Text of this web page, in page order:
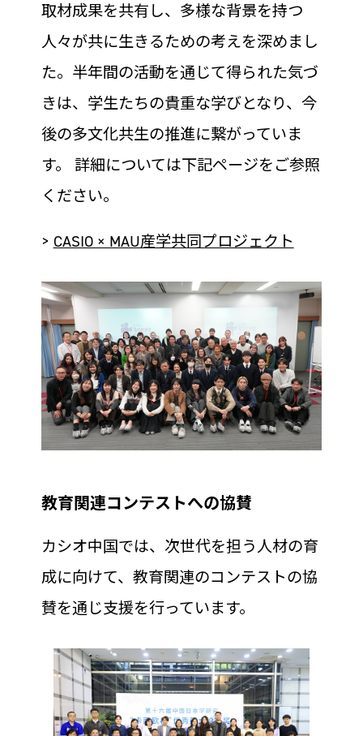
取材成果を共有し、多様な背景を持つ
人々が共に生きるための考えを深めまし
た。半年間の活動を通じて得られた気づ
きは、学生たちの貴重な学びとなり、今
後の多文化共生の推進に繋がっていま
す。 詳細については下記ページをご参照
ください。
> CASIO × MAU産学共同プロジェクト
教育関連コンテストへの協賛
カシオ中国では、次世代を担う人材の育
成に向けて、教育関連のコンテストの協
賛を通じ支援を行っています。